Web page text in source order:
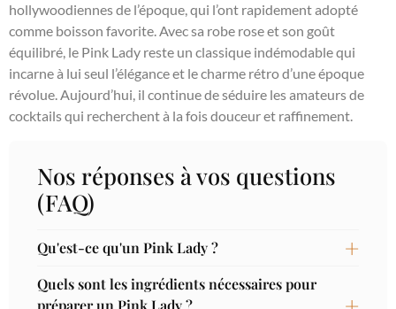
hollywoodiennes de l’époque, qui l’ont rapidement adopté
comme boisson favorite. Avec sa robe rose et son goût
équilibré, le Pink Lady reste un classique indémodable qui
incarne à lui seul l’élégance et le charme rétro d’une époque
révolue. Aujourd’hui, il continue de séduire les amateurs de
cocktails qui recherchent à la fois douceur et raffinement.
Nos réponses à vos questions
(FAQ)
Qu'est-ce qu'un Pink Lady ?
Quels sont les ingrédients nécessaires pour